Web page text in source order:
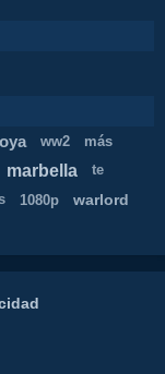
ww2 más
marbella te
1080p warlord